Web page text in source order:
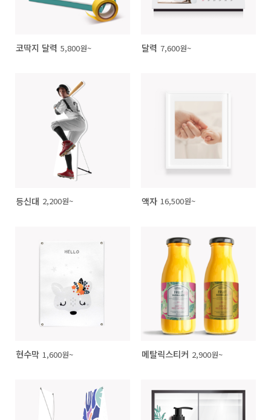
코딱지 달력 5,800원~ 달력 7,600원~
등신대 2,200원~ 액자 16,500원~
현수막 1,600원~ 메탈릭스티커 2,900원~